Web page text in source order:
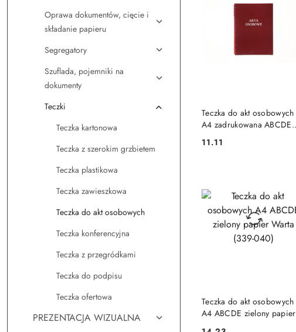
Oprawa dokumentów, cięcie i
składanie papieru
Segregatory
Szuflada, pojemniki na
dokumenty
Teczki
Teczka kartonowa
Teczka z szerokim grzbietem
Teczka plastikowa
Teczka zawieszkowa
Teczka do akt osobowych
Teczka konferencyjna
Teczka z przegródkami
Teczka do podpisu
Teczka ofertowa
PREZENTACJA WIZUALNA
Teczka do akt osobowych
A4 zadrukowana ABCDE
folią Warta (339-096)
Cena:
11.11
DO KOSZYKA
Teczka do akt osobowych
A4 ABCDE zielony papier
DO KOSZYKA